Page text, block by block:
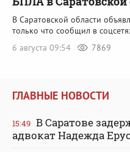
В Саратовской области
только что сообщил в
6 августа 09:54
7869
ГЛАВНЫЕ НОВОСТИ
15:49 В Саратове
адвокат Надежда